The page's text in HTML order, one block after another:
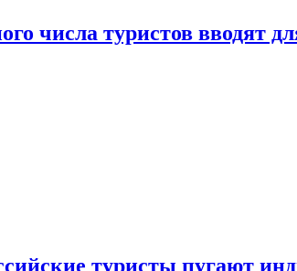
числа туристов вводят
туристы пугают